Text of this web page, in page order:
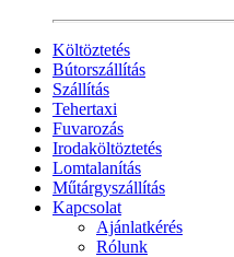
Költöztetés
Bútorszállítás
Szállítás
Tehertaxi
Fuvarozás
Irodaköltöztetés
Lomtalanítás
Műtárgyszállítás
Kapcsolat
Ajánlatkérés
Rólunk